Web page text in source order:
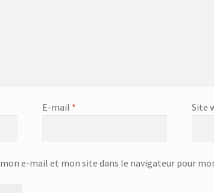
E-mail * Site
e-mail et mon site dans le navigateur pour